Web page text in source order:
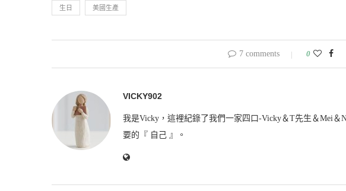
生日 美國生產
7 comments 0
VICKY902
我是Vicky，這裡紀錄了我們一家四口-Vicky＆T先生＆Mei＆
要的『 自己 』。